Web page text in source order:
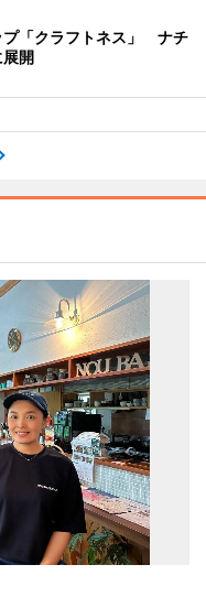
プ「クラフトネス」 ナチ
展開